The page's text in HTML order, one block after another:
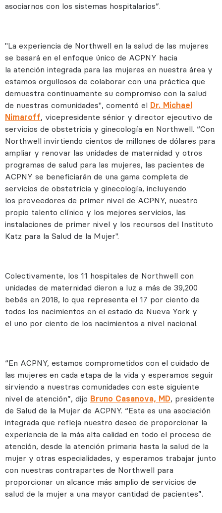
asociarnos con los sistemas hospitalarios”.
"La experiencia de Northwell en la salud de las mujeres
se basará en el enfoque único de ACPNY hacia
la atención integrada para las mujeres en nuestra área y
estamos orgullosos de colaborar con una práctica que
demuestra continuamente su compromiso con la salud
de nuestras comunidades", comentó el Dr. Michael
Nimaroff, vicepresidente sénior y director ejecutivo de
servicios de obstetricia y ginecología en Northwell. “Con
Northwell invirtiendo cientos de millones de dólares para
ampliar y renovar las unidades de maternidad y otros
programas de salud para las mujeres, las pacientes de
ACPNY se beneficiarán de una gama completa de
servicios de obstetricia y ginecología, incluyendo
los proveedores de primer nivel de ACPNY, nuestro
propio talento clínico y los mejores servicios, las
instalaciones de primer nivel y los recursos del Instituto
Katz para la Salud de la Mujer".
Colectivamente, los 11 hospitales de Northwell con
unidades de maternidad dieron a luz a más de 39,200
bebés en 2018, lo que representa el 17 por ciento de
todos los nacimientos en el estado de Nueva York y
el uno por ciento de los nacimientos a nivel nacional.
“En ACPNY, estamos comprometidos con el cuidado de
las mujeres en cada etapa de la vida y esperamos seguir
sirviendo a nuestras comunidades con este siguiente
nivel de atención”, dijo Bruno Casanova, MD, presidente
de Salud de la Mujer de ACPNY. “Esta es una asociación
integrada que refleja nuestro deseo de proporcionar la
experiencia de la más alta calidad en todo el proceso de
atención, desde la atención primaria hasta la salud de la
mujer y otras especialidades, y esperamos trabajar junto
con nuestras contrapartes de Northwell para
proporcionar un alcance más amplio de servicios de
salud de la mujer a una mayor cantidad de pacientes”.